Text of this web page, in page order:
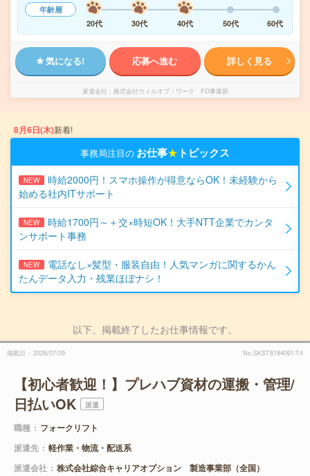
年齢層
20代
30代 40代 50代 60代
気になる! 応募へ進む 詳しく見る
派遣会社 株式会社ウィルオブ・ワーク FO事業部
8月6日(木)新着!
事務局注目の お仕事★ トピックス
NEW
時給2000円！スマホ操作が得意ならOK！未経験から
始める社内ITサポート
NEW
時給1700円～＋交×時短OK！大手NTT企業でカンタ
ンサポート事務
NEW
電話なし×髪型・服装自由！人気マンガに関するかん
たんデータ入力・残業ほぼナシ！
以下、掲載終了したお仕事情報です。
掲載日 2026/07/09 No.SKST8184091-T4
【初心者歓迎！】プレハブ資材の運搬・管理/
日払いOK
派遣
職種
フォークリフト
派遣先
軽作業・物流・配送系
派遣会社
株式会社綜合キャリアオプション 製造事業部（全国）